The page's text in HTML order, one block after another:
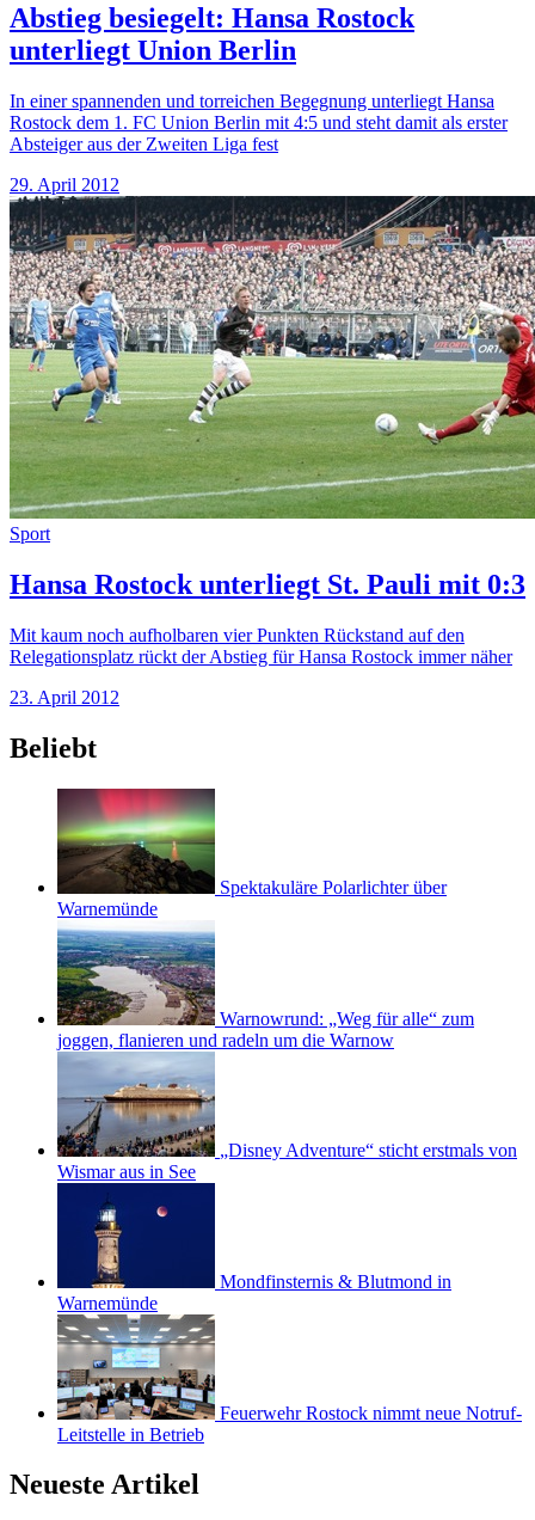
Abstieg besiegelt: Hansa Rostock
unterliegt Union Berlin
In einer spannenden und torreichen Begegnung unterliegt Hansa
Rostock dem 1. FC Union Berlin mit 4:5 und steht damit als erster
Absteiger aus der Zweiten Liga fest
29. April 2012
Sport
Hansa Rostock unterliegt St. Pauli mit 0:3
Mit kaum noch aufholbaren vier Punkten Rückstand auf den
Relegationsplatz rückt der Abstieg für Hansa Rostock immer näher
23. April 2012
Beliebt
Spektakuläre Polarlichter über
Warnemünde
Warnowrund: „Weg für alle“ zum
joggen, flanieren und radeln um die Warnow
„Disney Adventure“ sticht erstmals von
Wismar aus in See
Mondfinsternis & Blutmond in
Warnemünde
Feuerwehr Rostock nimmt neue Notruf-
Leitstelle in Betrieb
Neueste Artikel